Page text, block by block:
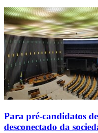
Para pré-candidatos
desconectado da